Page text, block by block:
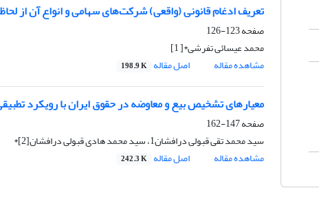
تعریف ادغام قانونی (واقعی) شرکت‌‌های سهامی و انواع آن از
صفحه123-126
محمد عیسائی تفرشی*[ 1]
مشاهده مقاله
اصل مقاله 198.9 K
معیارهای تشخیص بیع و معاوضه در حقوق ایران با رویکرد
صفحه147-162
سید محمد تقی قبولی درافشان1، سید محمد هادی قبولی درافشان[2]*
مشاهده مقاله
اصل مقاله 242.3 K